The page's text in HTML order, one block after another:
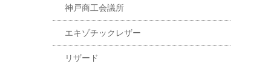
神戸商工会議所
エキゾチックレザー
リザード